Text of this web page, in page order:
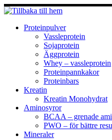
Hoppa
till
innehållProteinpulver
Vassleprotein
Sojaprotein
Äggprotein
Whey – vassleprotein
Proteinpannkakor
Proteinbars
Kreatin
Kreatin Monohydrat
Aminosyror
BCAA – grenade
PWO – för bättre
Mineraler